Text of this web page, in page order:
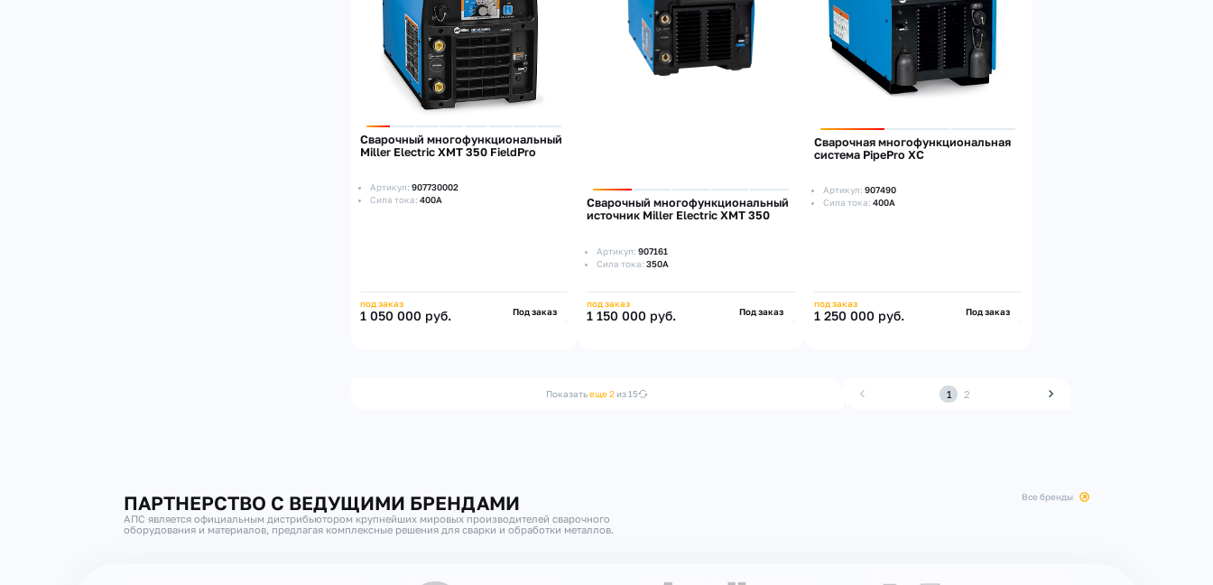
Сварочный многофункциональный
Miller Electric XMT 350 FieldPro
Артикул: 907730002
Сила тока: 400А
под заказ
1 050 000 руб. Под заказ
Сварочный многофункциональный
источник Miller Electric XMT 350
Артикул: 907161
Сила тока: 350А
под заказ
1 150 000 руб. Под заказ
Сварочная многофункциональная
система PipePro XC
Артикул:907490
Сила тока:400А
под заказ
1 250 000 руб. Под заказ
Показатьеще 2 из 15 1 2
ПАРТНЕРСТВО С ВЕДУЩИМИ БРЕНДАМИ
АПС является официальным дистрибьютором крупнейших мировых производителей сварочного
оборудования и материалов, предлагая комплексные решения для сварки и обработки металлов.
все бренды